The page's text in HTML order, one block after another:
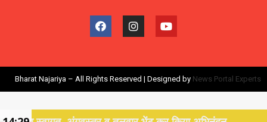
Bharat Najariya – All Rights Reserved | Designed by News Portal Experts